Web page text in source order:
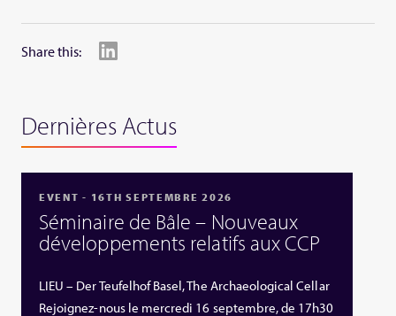
Share this:
Dernières Actus
EVENT - 16TH SEPTEMBRE 2026
Séminaire de Bâle – Nouveaux
développements relatifs aux CCP
LIEU – Der Teufelhof Basel, The Archaeological Cellar
Rejoignez-nous le mercredi 16 septembre, de 17h30